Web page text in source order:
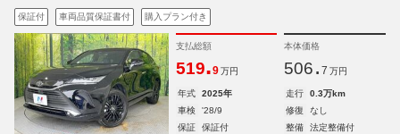
保証付 車両品質保証書付 購入プラン付き
支払総額
519.9 万円
本体価格
506. 7 万円
年式 2025年 走行
0.3万km
車検
'28/9 修復
なし
保証
保証付 整備
法定整備付